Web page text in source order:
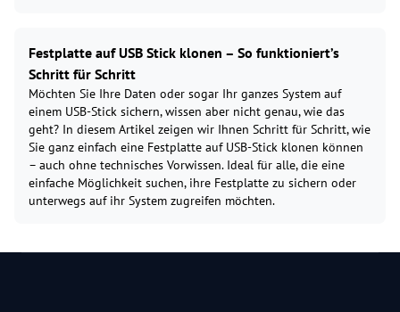
Festplatte auf USB Stick klonen – So funktioniert’s
Schritt für Schritt
Möchten Sie Ihre Daten oder sogar Ihr ganzes System auf
einem USB-Stick sichern, wissen aber nicht genau, wie das
geht? In diesem Artikel zeigen wir Ihnen Schritt für Schritt, wie
Sie ganz einfach eine Festplatte auf USB-Stick klonen können
– auch ohne technisches Vorwissen. Ideal für alle, die eine
einfache Möglichkeit suchen, ihre Festplatte zu sichern oder
unterwegs auf ihr System zugreifen möchten.